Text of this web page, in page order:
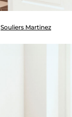
Souliers Martinez